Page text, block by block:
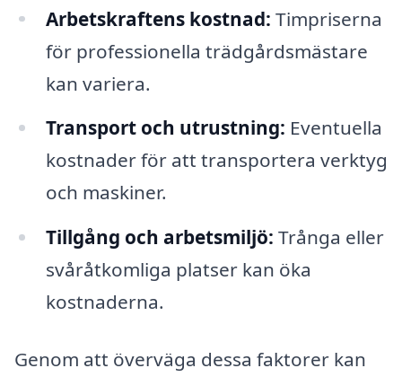
Arbetskraftens kostnad: Timpriserna
för professionella trädgårdsmästare
kan variera.
Transport och utrustning: Eventuella
kostnader för att transportera verktyg
och maskiner.
Tillgång och arbetsmiljö: Trånga eller
svåråtkomliga platser kan öka
kostnaderna.
Genom att överväga dessa faktorer kan